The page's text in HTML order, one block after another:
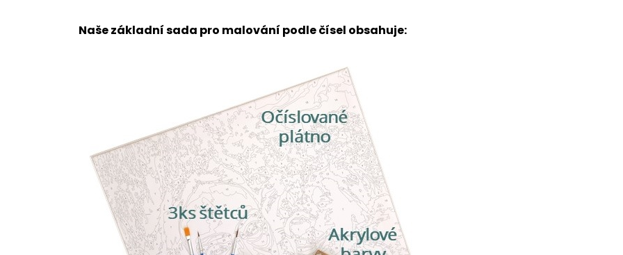
Naše základní sada pro malování podle čísel obsahuje: